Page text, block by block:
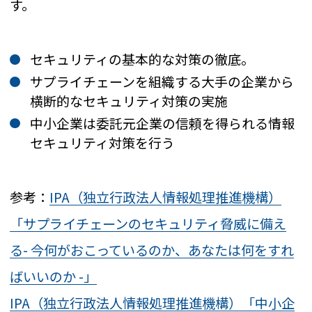
す。
セキュリティの基本的な対策の徹底。
サプライチェーンを組織する大手の企業から
横断的なセキュリティ対策の実施
中小企業は委託元企業の信頼を得られる情報
セキュリティ対策を行う
参考： IPA（独立行政法人情報処理推進機構）
「サプライチェーンのセキュリティ脅威に備え
る- 今何がおこっているのか、あなたは何をすれ
ばいいのか -」
IPA（独立行政法人情報処理推進機構）「中小企